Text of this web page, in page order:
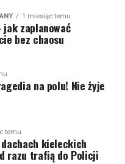
1 miesiąc temu
zaplanować
bez chaosu
na polu! Nie żyje
temu
kieleckich
razu trafią do Policji